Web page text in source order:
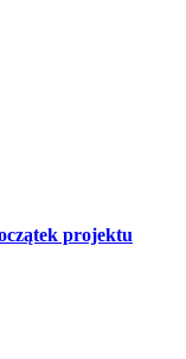
projektu